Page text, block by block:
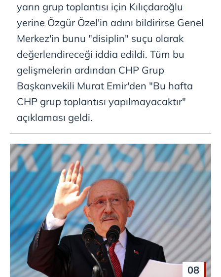
yarın grup toplantısı için Kılıçdaroğlu
yerine Özgür Özel'in adını bildirirse Genel
Merkez'in bunu "disiplin" suçu olarak
değerlendireceği iddia edildi. Tüm bu
gelişmelerin ardından CHP Grup
Başkanvekili Murat Emir'den "Bu hafta
CHP grup toplantısı yapılmayacaktır"
açıklaması geldi.
08